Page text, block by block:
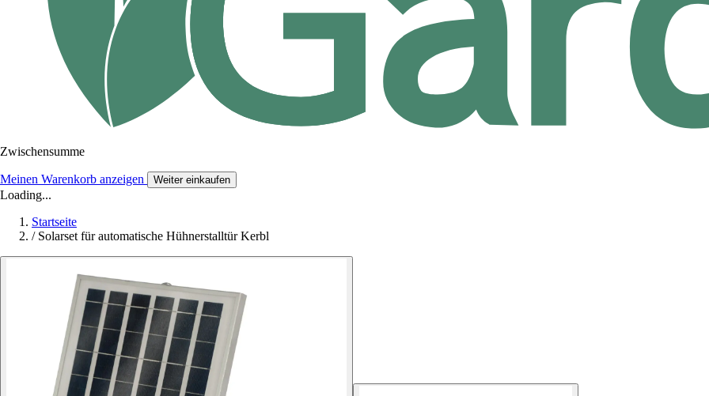
Zwischensumme
Meinen Warenkorb anzeigen Weiter einkaufen
Loading...
Startseite
/ Solarset für automatische Hühnerstalltür Kerbl